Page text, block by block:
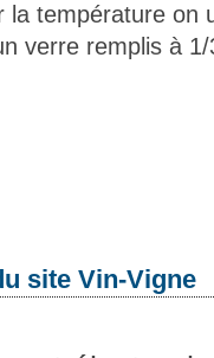
température on
verre remplis à
site Vin-Vigne